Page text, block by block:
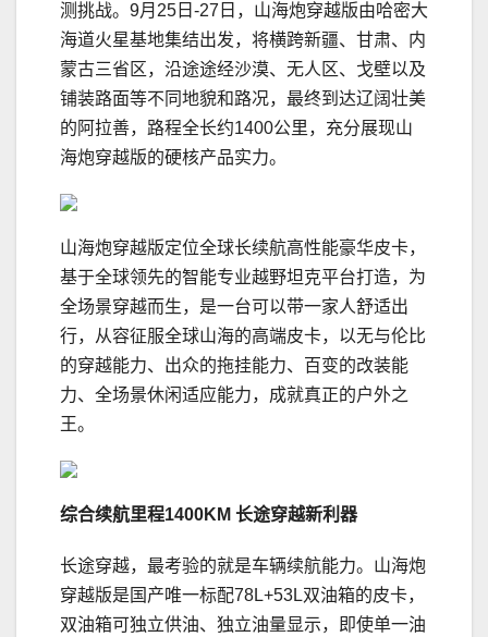
测挑战。9月25日-27日，山海炮穿越版由哈密大
海道火星基地集结出发，将横跨新疆、甘肃、内
蒙古三省区，沿途途经沙漠、无人区、戈壁以及
铺装路面等不同地貌和路况，最终到达辽阔壮美
的阿拉善，路程全长约1400公里，充分展现山
海炮穿越版的硬核产品实力。
山海炮穿越版定位全球长续航高性能豪华皮卡，
基于全球领先的智能专业越野坦克平台打造，为
全场景穿越而生，是一台可以带一家人舒适出
行，从容征服全球山海的高端皮卡，以无与伦比
的穿越能力、出众的拖挂能力、百变的改装能
力、全场景休闲适应能力，成就真正的户外之
王。
综合续航里程1400KM 长途穿越新利器
长途穿越，最考验的就是车辆续航能力。山海炮
穿越版是国产唯一标配78L+53L双油箱的皮卡，
双油箱可独立供油、独立油量显示，即使单一油